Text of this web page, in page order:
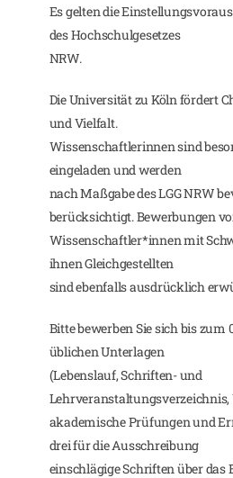
Es gelten die
des Hochschulgesetzes
NRW.
Die Universität zu Köln fördert
und Vielfalt.
Wissenschaftlerinnen sind
eingeladen und werden
nach Maßgabe des LGG NRW
berücksichtigt. Bewerbungen
Wissenschaftler*innen mit
ihnen Gleichgestellten
sind ebenfalls ausdrücklich
Bitte bewerben Sie sich bis zum
üblichen Unterlagen
(Lebenslauf, Schriften- und
akademische Prüfungen und
drei für die Ausschreibung
einschlägige Schriften über das